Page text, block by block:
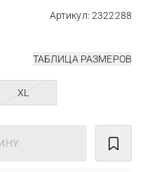
Артикул: 2322288
ТАБЛИЦА РАЗМЕРОВ
XL